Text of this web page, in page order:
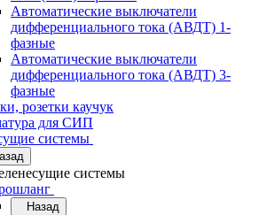
Автоматические выключатели
дифференциального тока (АВДТ) 1-
фазные
Автоматические выключатели
дифференциального тока (АВДТ) 3-
фазные
розетки каучук
для СИП
системы
системы
Назад